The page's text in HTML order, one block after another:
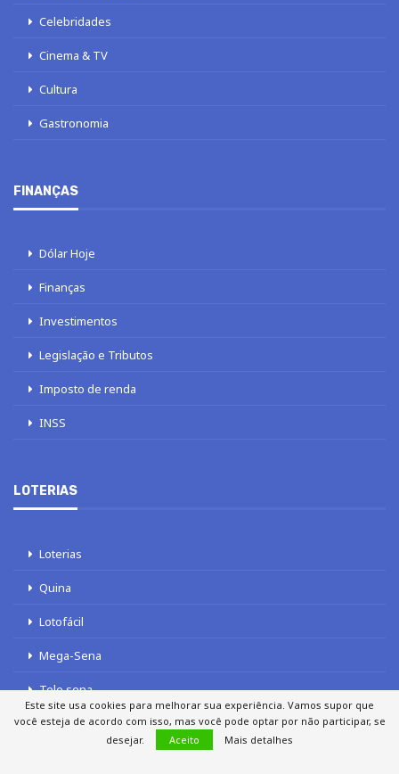
Celebridades
Cinema & TV
Cultura
Gastronomia
FINANÇAS
Dólar Hoje
Finanças
Investimentos
Legislação e Tributos
Imposto de renda
INSS
LOTERIAS
Loterias
Quina
Lotofácil
Mega-Sena
Tele sena
Este site usa cookies para melhorar sua experiência. Vamos supor que
você esteja de acordo com isso, mas você pode optar por não participar, se
desejar.
Aceito Mais detalhes